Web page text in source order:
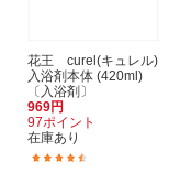
花王 curel(キュレル)
入浴剤本体 (420ml)
〔入浴剤〕
969円
97ポイント
在庫あり